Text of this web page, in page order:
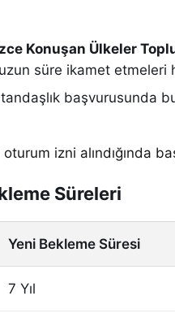
Konuşan Ülkeler
süre ikamet
başvurusunda
izni alındığında
Süreleri
Yeni Bekleme Süresi
7 Yıl